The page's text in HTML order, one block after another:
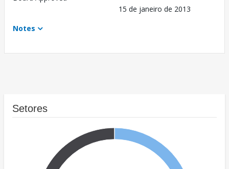
15 de janeiro de 2013
Notes
Setores